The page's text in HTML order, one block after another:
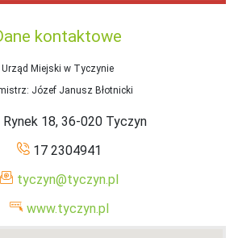
kontaktowe
Urząd Miejski w Tyczynie
: Józef Janusz Błotnicki
Rynek 18, 36-020 Tyczyn
17 2304941
tyczyn@tyczyn.pl
www.tyczyn.pl